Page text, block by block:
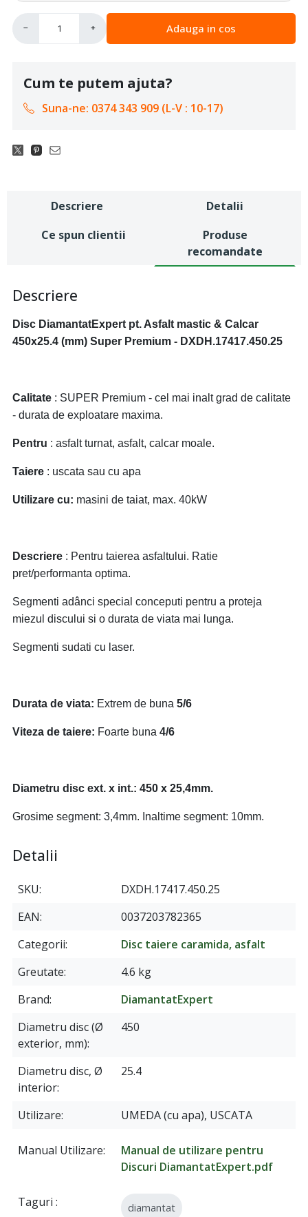
− + Adauga in cos
Cum te putem ajuta?
Suna-ne: 0374 343 909 (L-V : 10-17)
Descriere
Detalii
Ce spun clientii
Produse
recomandate
Descriere
Disc DiamantatExpert pt. Asfalt mastic & Calcar
450x25.4 (mm) Super Premium - DXDH.17417.450.25
Calitate : SUPER Premium - cel mai inalt grad de calitate
- durata de exploatare maxima.
Pentru : asfalt turnat, asfalt, calcar moale.
Taiere : uscata sau cu apa
Utilizare cu: masini de taiat, max. 40kW
Descriere : Pentru taierea asfaltului. Ratie
pret/performanta optima.
Segmenti adânci special conceputi pentru a proteja
miezul discului si o durata de viata mai lunga.
Segmenti sudati cu laser.
Durata de viata: Extrem de buna 5/6
Viteza de taiere: Foarte buna 4/6
Diametru disc ext. x int.: 450 x 25,4mm.
Grosime segment: 3,4mm. Inaltime segment: 10mm.
Detalii
SKU
DXDH.17417.450.25
EAN
0037203782365
Categorii
Disc taiere caramida, asfalt
Greutate
4.6 kg
Brand
DiamantatExpert
Diametru disc (Ø
exterior, mm)
450
Diametru disc, Ø
interior
25.4
Utilizare UMEDA (cu apa), USCATA
Manual Utilizare
Manual de utilizare pentru
Discuri DiamantatExpert.pdf
Taguri diamantat